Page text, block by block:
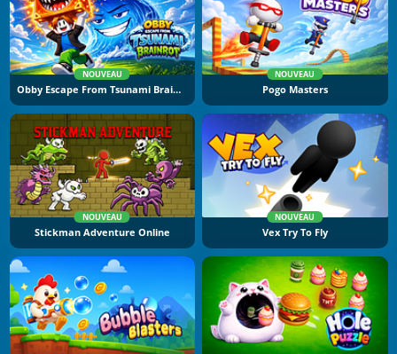
NOUVEAU
Obby Escape From Tsunami Brainrot
NOUVEAU
Pogo Masters
NOUVEAU
Stickman Adventure Online
NOUVEAU
Vex Try To Fly